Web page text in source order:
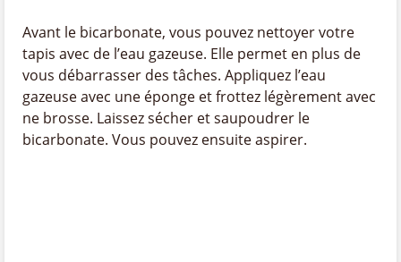
Avant le bicarbonate, vous pouvez nettoyer votre
tapis avec de l’eau gazeuse. Elle permet en plus de
vous débarrasser des tâches. Appliquez l’eau
gazeuse avec une éponge et frottez légèrement avec
ne brosse. Laissez sécher et saupoudrer le
bicarbonate. Vous pouvez ensuite aspirer.